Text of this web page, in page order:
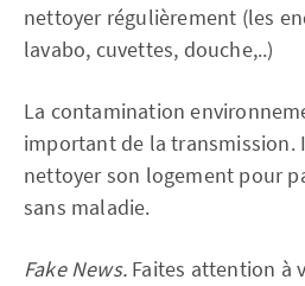
nettoyer régulièrement (les
lavabo, cuvettes, douche,..)
La contamination
important de la transmission.
nettoyer son logement pour
sans maladie.
Fake News. Faites attention à